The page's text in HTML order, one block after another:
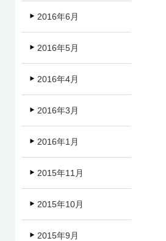
2016年6月
2016年5月
2016年4月
2016年3月
2016年1月
2015年11月
2015年10月
2015年9月